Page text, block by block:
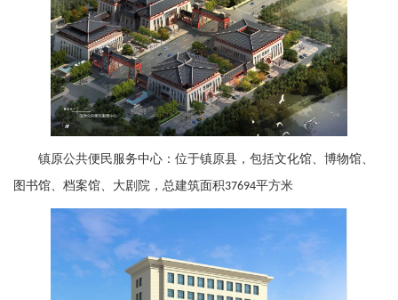
镇原公共便民服务中心：位于镇原县，包括文化馆、博物馆、
图书馆、档案馆、大剧院，总建筑面积37694平方米